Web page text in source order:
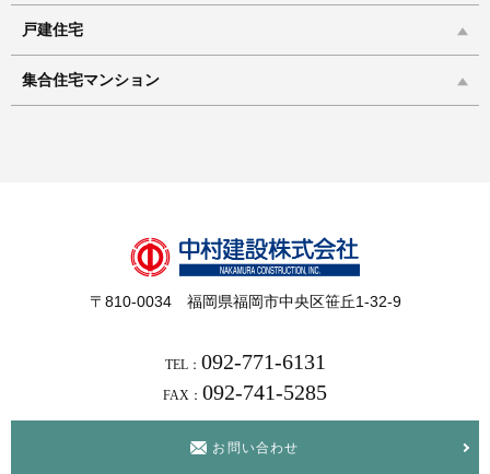
戸建住宅
集合住宅マンション
〒810-0034 福岡県福岡市中央区笹丘1-32-9
TEL： 092-771-6131
FAX： 092-741-5285
お問い合わせ